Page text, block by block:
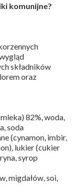
komunijne?
składników
oraz
82%, woda,
soda
(cynamon, imbir,
lukier (cukier
syrop
migdałów, soi,